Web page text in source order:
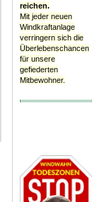
reichen.
Mit jeder neuen
Windkraftanlage
verringern sich die
Überlebenschancen
für unsere
gefiederten
Mitbewohner.